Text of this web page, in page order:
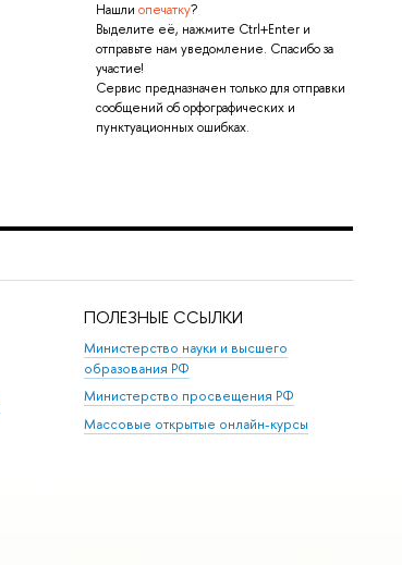
Нашли опечатку?
Выделите её, нажмите Ctrl+Enter и
отправьте нам уведомление. Спасибо за
участие!
Сервис предназначен только для отправки
сообщений об орфографических и
пунктуационных ошибках.
ПОЛЕЗНЫЕ ССЫЛКИ
Министерство науки и высшего
образования РФ
Министерство просвещения РФ
Массовые открытые онлайн-курсы